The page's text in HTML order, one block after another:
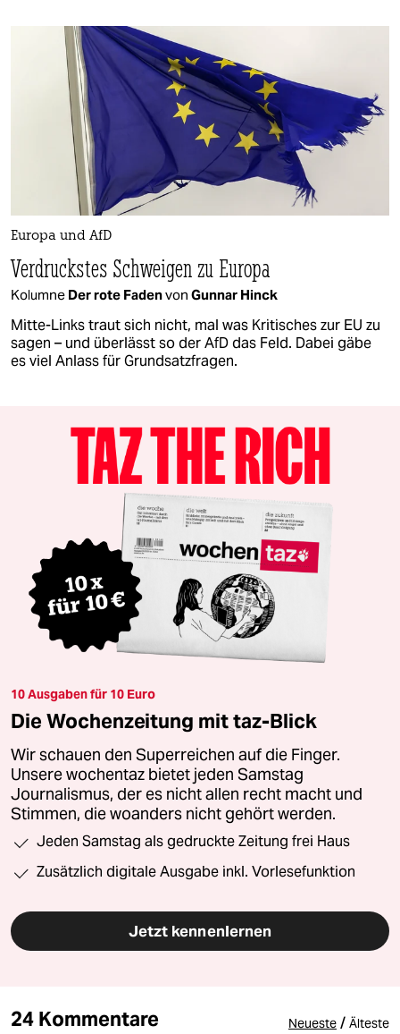
Europa und AfD
Verdruckstes Schweigen zu Europa
Kolumne Der rote Fadenvon Gunnar Hinck
Mitte-Links traut sich nicht, mal was Kritisches zur EU zu
sagen – und überlässt so der AfD das Feld. Dabei gäbe
es viel Anlass für Grundsatzfragen.
10 Ausgaben für 10 Euro
Die Wochenzeitung mit taz-Blick
Wir schauen den Superreichen auf die Finger.
Unsere wochentaz bietet jeden Samstag
Journalismus, der es nicht allen recht macht und
Stimmen, die woanders nicht gehört werden.
Jeden Samstag als gedruckte Zeitung frei Haus
Zusätzlich digitale Ausgabe inkl. Vorlesefunktion
Jetzt kennenlernen
24 Kommentare Neueste / Älteste